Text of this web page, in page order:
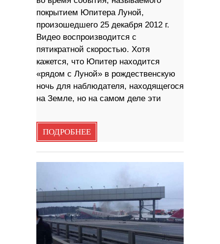
покрытием Юпитера Луной,
произошедшего 25 декабря 2012 г.
Видео воспроизводится с
пятикратной скоростью. Хотя
кажется, что Юпитер находится
«рядом с Луной» в рождественскую
ночь для наблюдателя, находящегося
на Земле, но на самом деле эти
ПОДРОБНЕЕ